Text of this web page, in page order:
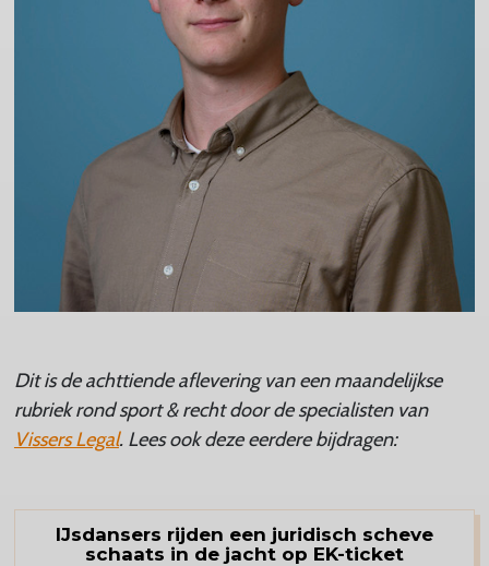
Dit is de achttiende aflevering vaneen maandelijkse
rubriek rond sport & recht door de specialisten van
Vissers Legal. Lees ook deze eerdere bijdragen:
IJsdansers rijden een juridisch scheve
schaats in de jacht op EK-ticket